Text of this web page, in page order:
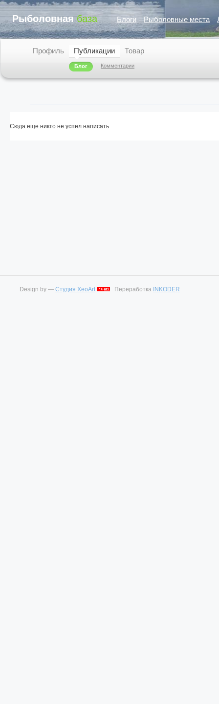
Рыболовная база Блоги Рыболовные места
Профиль Публикации
Блог Комментарии
Товар
Сюда еще никто не успел написать
Design by — Студия XeoArt Переработка INKODER